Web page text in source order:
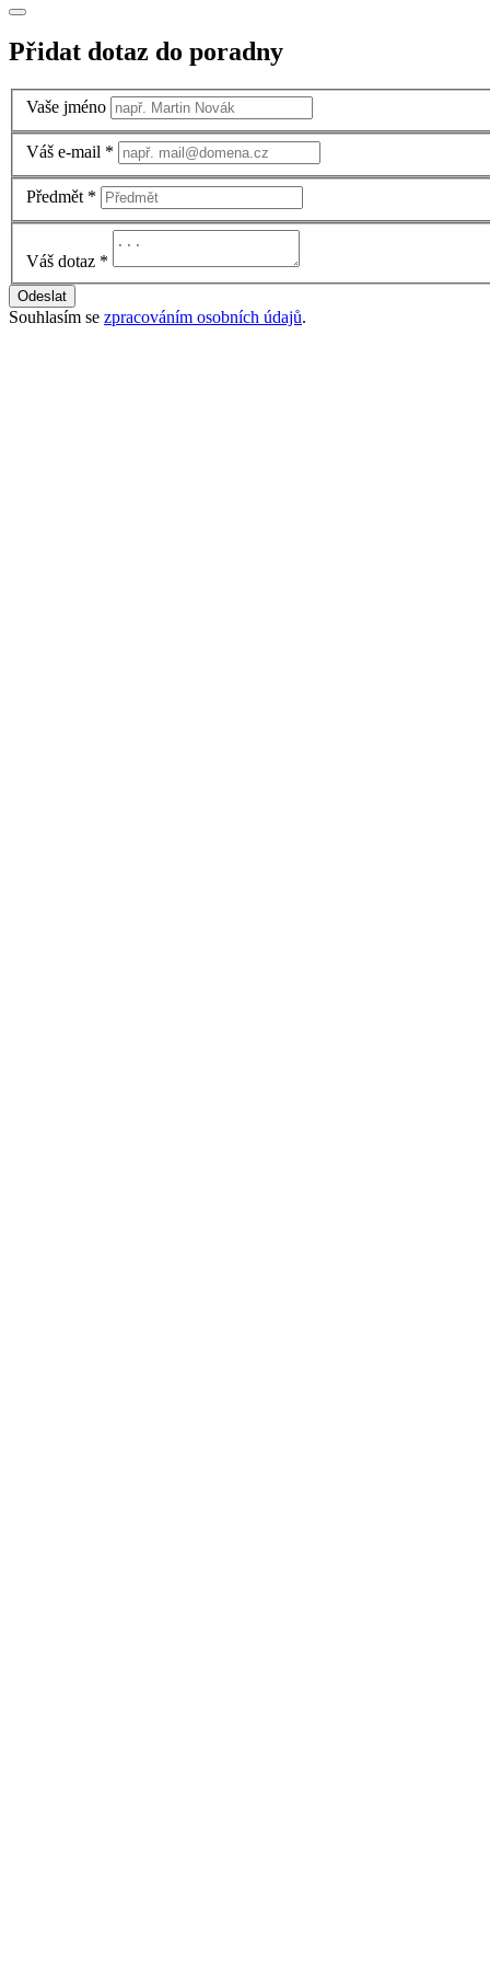
Přidat dotaz do poradny
Vaše jméno
Váš e-mail *
Předmět *
Váš dotaz *
Odeslat
Souhlasím se zpracováním osobních údajů.